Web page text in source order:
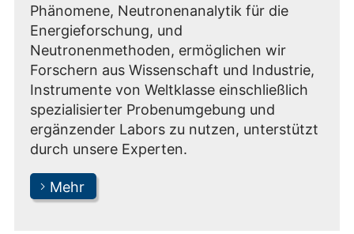
Phänomene, Neutronenanalytik für die
Energieforschung, und
Neutronenmethoden, ermöglichen wir
Forschern aus Wissenschaft und Industrie,
Instrumente von Weltklasse einschließlich
spezialisierter Probenumgebung und
ergänzender Labors zu nutzen, unterstützt
durch unsere Experten.
Mehr